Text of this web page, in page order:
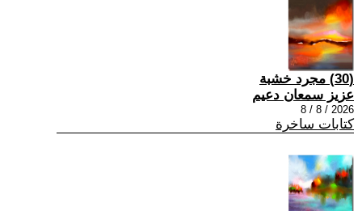
(30) مجرد خشبة
عزيز سمعان دعيم
2026 / 8 / 8
كتابات ساخرة